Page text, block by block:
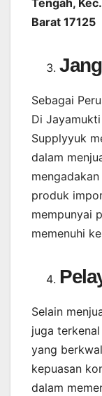
Tengah,
Barat 17125
Sebagai
Di
Supplyyuk
dalam
produk
mempunyai
memenuhi
Selain
juga
yang
kepuasan
dalam